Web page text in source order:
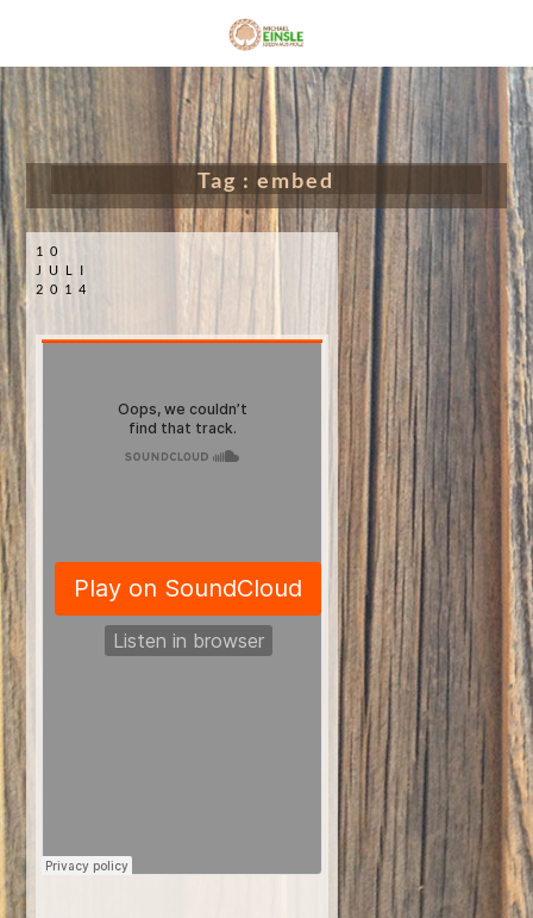
Tag :embed
10
JULI
2014